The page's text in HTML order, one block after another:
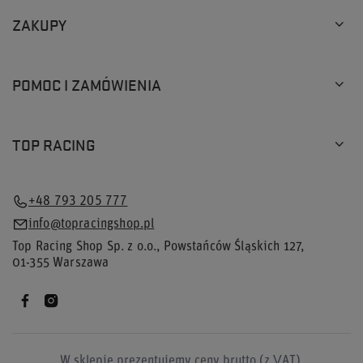
ZAKUPY
POMOC I ZAMÓWIENIA
TOP RACING
+48 793 205 777
info@topracingshop.pl
Top Racing Shop Sp. z o.o., Powstańców Śląskich 127,
01-355Warszawa